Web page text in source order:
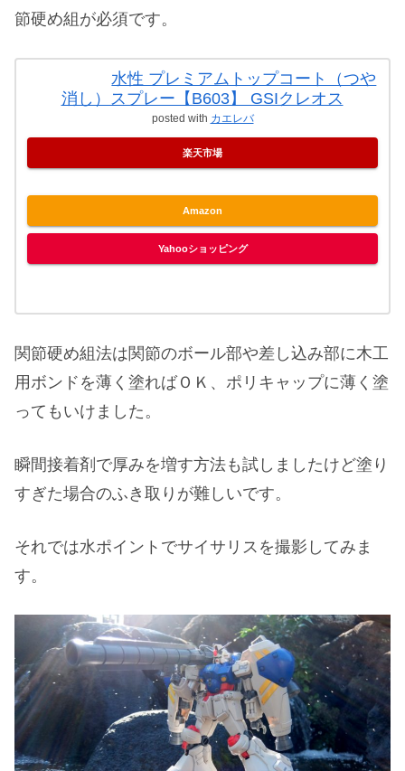
節硬め組が必須です。
水性 プレミアムトップコート（つや
消し）スプレー【B603】 GSIクレオス
posted with カエレバ
楽天市場
Amazon
Yahooショッピング
関節硬め組法は関節のボール部や差し込み部に木工
用ボンドを薄く塗ればＯＫ、ポリキャップに薄く塗
ってもいけました。
瞬間接着剤で厚みを増す方法も試しましたけど塗り
すぎた場合のふき取りが難しいです。
それでは水ポイントでサイサリスを撮影してみま
す。